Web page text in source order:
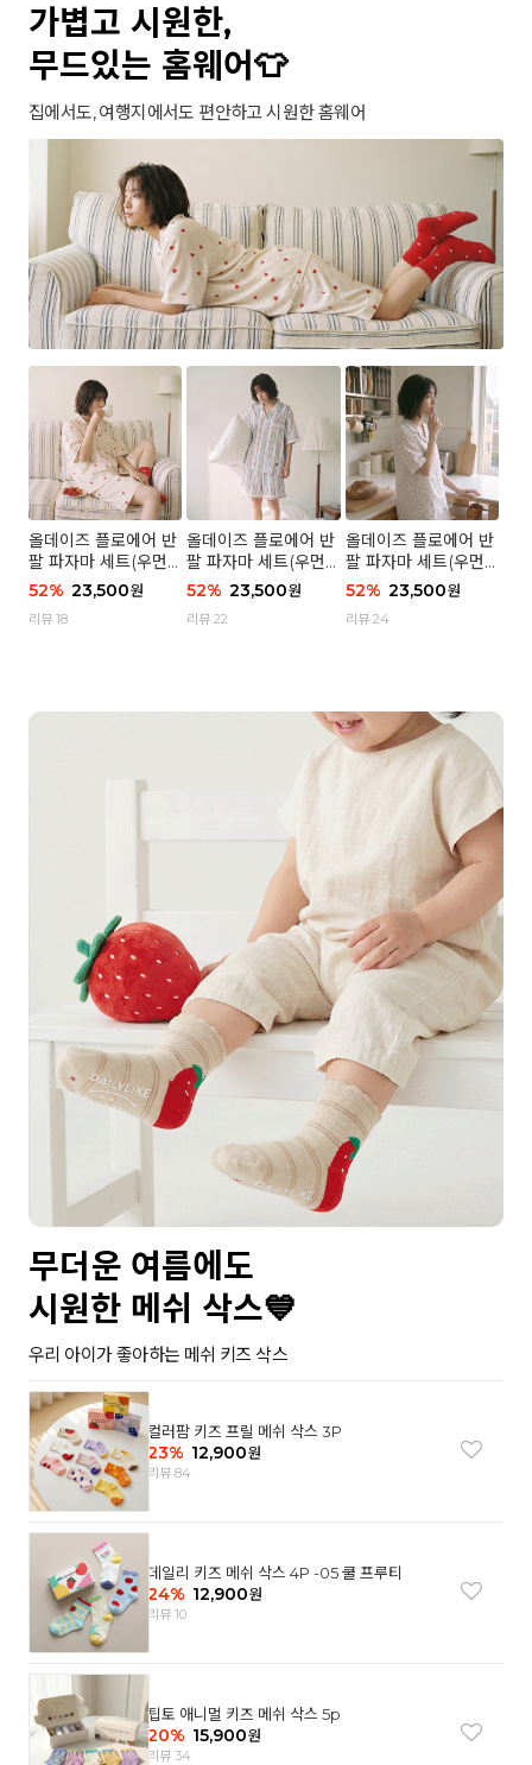
가볍고 시원한,
무드있는 홈웨어👕
집에서도, 여행지에서도 편안하고 시원한 홈웨어
올데이즈 플로에어 반
팔 파자마 세트(우먼)
- 04 하트 컨페티
52% 23,500원
리뷰 18
올데이즈 플로에어 반
팔 파자마 세트(우먼)
- 03 브리즈 스트라이
52% 23,500원
리뷰 22
올데이즈 플로에어 반
팔 파자마 세트(우먼)
- 01 포슬 가든
52% 23,500원
리뷰 24
무더운 여름에도
시원한 메쉬 삭스💙
우리 아이가 좋아하는 메쉬 키즈 삭스
컬러팜 키즈 프릴 메쉬 삭스 3P
23% 12,900원
리뷰 84
데일리 키즈 메쉬 삭스 4P -05 쿨 프루티
24% 12,900원
리뷰 10
팁토 애니멀 키즈 메쉬 삭스 5p
20% 15,900원
리뷰 34